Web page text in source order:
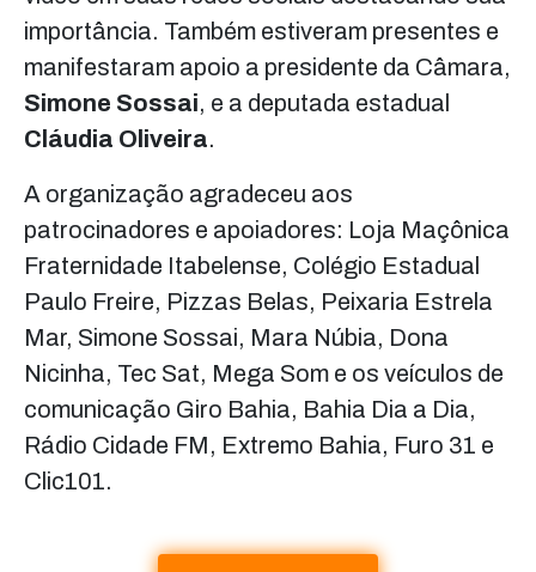
importância. Também estiveram presentes e
manifestaram apoio a presidente da Câmara,
Simone Sossai, e a deputada estadual
Cláudia Oliveira.
A organização agradeceu aos
patrocinadores e apoiadores: Loja Maçônica
Fraternidade Itabelense, Colégio Estadual
Paulo Freire, Pizzas Belas, Peixaria Estrela
Mar, Simone Sossai, Mara Núbia, Dona
Nicinha, Tec Sat, Mega Som e os veículos de
comunicação Giro Bahia, Bahia Dia a Dia,
Rádio Cidade FM, Extremo Bahia, Furo 31 e
Clic101.